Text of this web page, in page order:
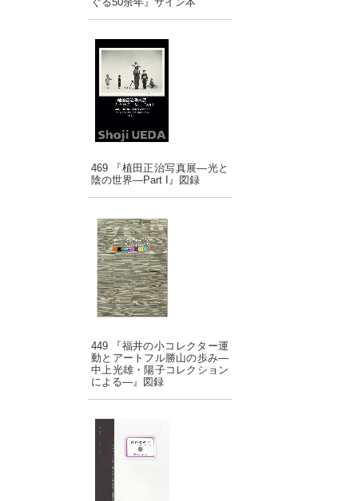
469 『植田正治写真展―光と
陰の世界―Part I』図録
449 『福井の小コレクター運
動とアートフル勝山の歩み―
中上光雄・陽子コレクション
による―』図録